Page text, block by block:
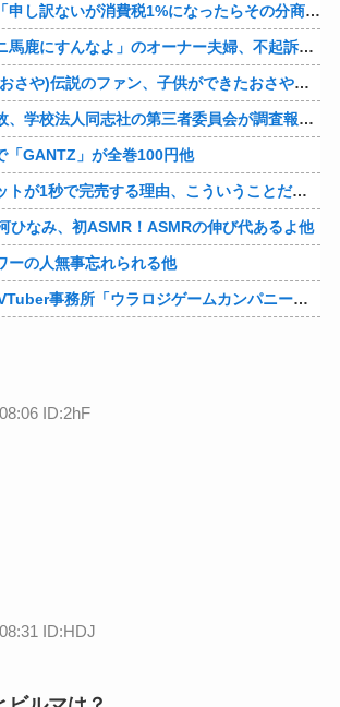
町のお弁当屋さん「申し訳ないが消費税1%になったらその分商品代を値上げするわ」 「うちも！」
【悲報】「コンビニ馬鹿にすんなよ」のオーナー夫婦、不起訴ｗｗｗｗｗｗｗｗ
【朗報】檜山沙耶(おさや)伝説のファン、子供ができたおさやへの正直な気持ちを語るｗ
辺野古転覆ﾀﾋ亡事故、学校法人同志社の第三者委員会が調査報告書を公表 … 安全配慮義務違反や安全管理に関する検証を妨げた組織風土の存在を指摘
「GANTZ」が全巻100円他
【悲報】人気チケットが1秒で完売する理由、こういうことだったｗｗｗｗ他
ひなみ、初ASMR！ASMRの伸び代あるよ他
ーの人無事忘れられる他
【Vtuber】新世代VTuber事務所「ウラロジゲームカンパニー」より、ゲームの世界から“逆異世界転生”した5名が8月19日にデビュー！他
ID:2hF
ID:HDJ